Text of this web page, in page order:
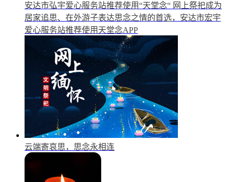
安达市弘宇爱心服务站推荐使用“天堂念“ 网上祭祀成为
居家追思、在外游子表达思念之情的首选，安达市宏宇
爱心服务站推荐使用天堂念APP
云端寄哀思，思念永相连